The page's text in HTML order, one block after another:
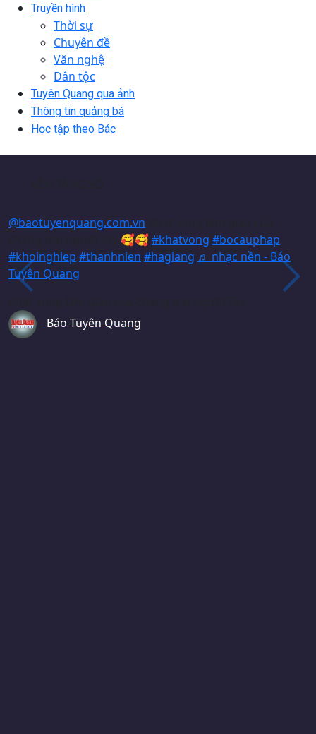
Truyền hình
Thời sự
Chuyên đề
Văn nghệ
Dân tộc
Tuyên Quang qua ảnh
Thông tin quảng bá
Học tập theo Bác
@baotuyenquang.com.vn
chàng trai người Tày 🥰🥰#khatvong #bocauphap
#khoinghiep #thanhnien #hagiang ♬ nhạc nền - Báo
Tuyên Quang
Báo Tuyên Quang